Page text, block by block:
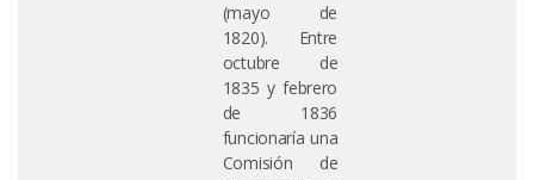
(mayo de
1820). Entre
octubre de
1835 y febrero
de 1836
funcionaría una
Comisión de